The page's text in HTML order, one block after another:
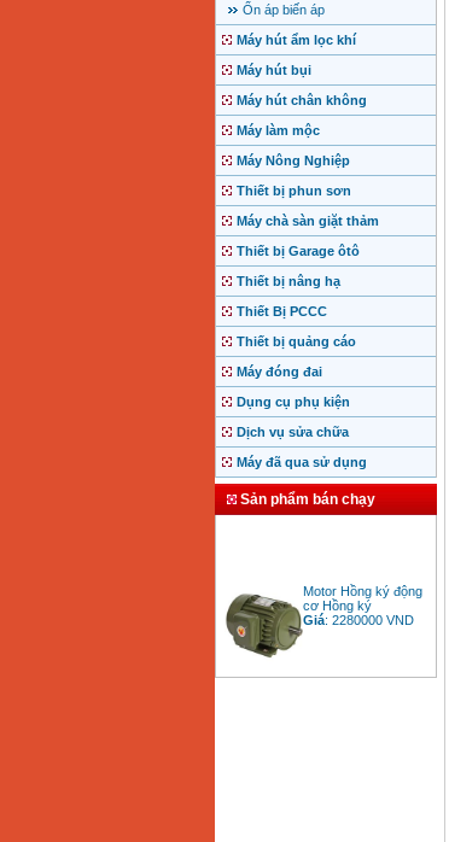
Ổn áp biến áp
Máy hút ẩm lọc khí
Máy hút bụi
Máy hút chân không
Máy làm mộc
Máy Nông Nghiệp
Thiết bị phun sơn
Máy chà sàn giặt thảm
Thiết bị Garage ôtô
Thiết bị nâng hạ
Thiết Bị PCCC
Thiết bị quảng cáo
Máy đóng đai
Dụng cụ phụ kiện
Dịch vụ sửa chữa
Máy đã qua sử dụng
Sản phẩm bán chạy
cơ Hồng ký
Giá:2280000